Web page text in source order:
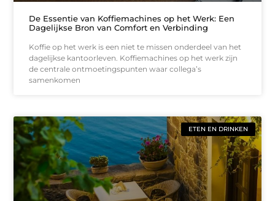
De Essentie van Koffiemachines op het Werk: Een
Dagelijkse Bron van Comfort en Verbinding
Koffie op het werk is een niet te missen onderdeel van het
dagelijkse kantoorleven. Koffiemachines op het werk zijn
de centrale ontmoetingspunten waar collega’s
samenkomen
ETEN EN DRINKEN